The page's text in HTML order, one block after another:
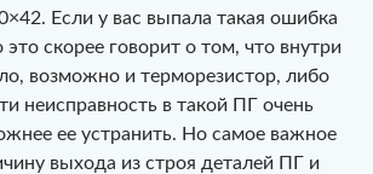
Если у вас выпала такая ошибка
скорее говорит о том, что внутри
возможно и терморезистор, либо
неисправность в такой ПГ очень
ее устранить. Но самое важное
выхода из строя деталей ПГ и